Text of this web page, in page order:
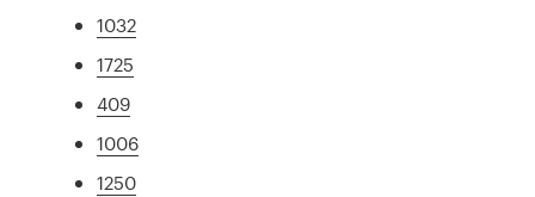
1032
1725
409
1006
1250